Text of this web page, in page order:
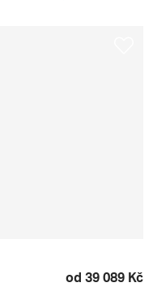
od 39 089 Kč